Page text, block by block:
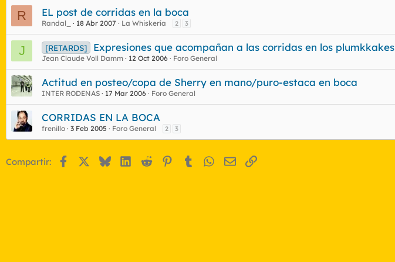
R EL post de corridas en la boca
Randal_ 18 Abr 2007 La Whiskería 2 3
J [RETARDS] Expresiones que acompañan a las corridas en los plumkkakes
Jean Claude Voll Damm 12 Oct 2006 Foro General
Actitud en posteo/copa de Sherry en mano/puro-estaca en boca
INTER RODENAS 17 Mar 2006 Foro General
CORRIDAS EN LA BOCA
frenillo 3 Feb 2005 Foro General 2 3
Compartir: FacebookBlueskyLinkedIn
Reddit Pinterest
Tumblr WhatsApp
EmailEnlace